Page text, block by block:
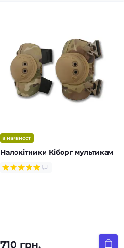
в наявності
Налокітники Кіборг мультикам
710 грн.